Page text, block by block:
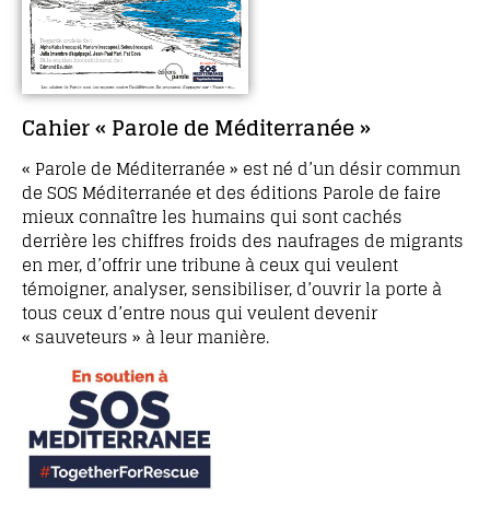
Cahier « Parole de Méditerranée »
« Parole de Méditerranée » est né d’un désir commun
de SOS Méditerranée et des éditions Parole de faire
mieux connaître les humains qui sont cachés
derrière les chiffres froids des naufrages de migrants
en mer, d’offrir une tribune à ceux qui veulent
témoigner, analyser, sensibiliser, d’ouvrir la porte à
tous ceux d’entre nous qui veulent devenir
« sauveteurs » à leur manière.